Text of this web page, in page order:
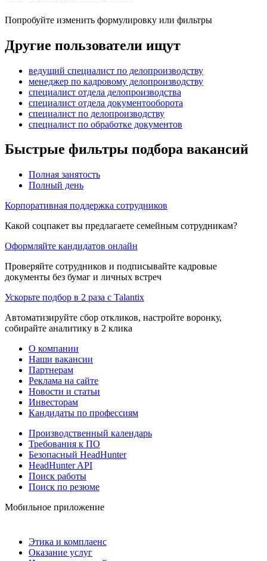
Попробуйте изменить формулировку или фильтры
Другие пользователи ищут
ведущий специалист по делопроизводству
менеджер по кадровому делопроизводству
специалист отдела делопроизводства
специалист отдела документооборота
специалист по делопроизводству
специалист по обработке документов
Быстрые фильтры подбора вакансий
Полная занятость
Полный день
Корпоративная поддержка сотрудников
Какой соцпакет вы предлагаете семейным сотрудникам?
Оформляйте кандидатов онлайн
Проверяйте сотрудников и подписывайте кадровые
документы без бумаг и личных встреч
Ускорьте подбор в 2 раза с Talantix
Автоматизируйте сбор откликов, настройте воронку,
собирайте аналитику в 2 клика
О компании
Наши вакансии
Партнерам
Реклама на сайте
Новости и статьи
Инвесторам
Кандидаты по профессиям
Производственный календарь
Требования к ПО
Безопасный HeadHunter
HeadHunter API
Поиск работы
Поиск по резюме
Мобильное приложение
Этика и комплаенс
Оказание услуг